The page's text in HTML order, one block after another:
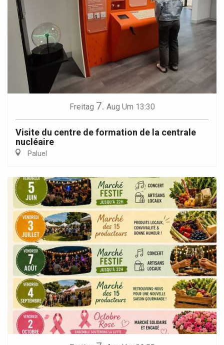
Freitag 7. Aug Um 13:30
Visite du centre de formation de la centrale
nucléaire
Paluel